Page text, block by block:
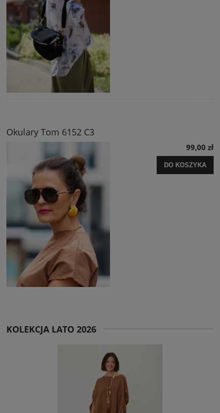
Okulary Tom 6152 C3
99,00 zł
DO KOSZYKA
KOLEKCJA LATO 2026